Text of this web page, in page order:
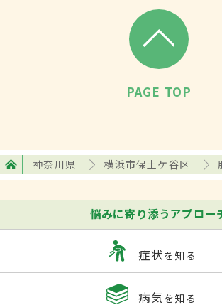
PAGE TOP
神奈川県 横浜市保土ケ谷区
悩みに寄り添うアプロー
症状を知る
病気を知る